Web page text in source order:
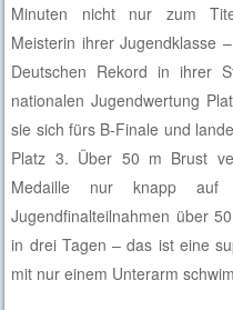
Minuten nicht nur zum
Meisterin ihrer Jugendklasse
Deutschen Rekord in ihrer
nationalen Jugendwertung
sie sich fürs B-Finale und
Platz 3. Über 50 m Brust
Medaille nur knapp
Jugendfinalteilnahmen über
in drei Tagen – das ist eine
mit nur einem Unterarm